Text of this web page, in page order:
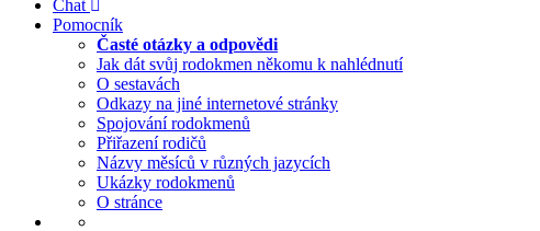
Chat
Pomocník
Časté otázky a odpovědi
Jak dát svůj rodokmen někomu k nahlédnutí
O sestavách
Odkazy na jiné internetové stránky
Spojování rodokmenů
Přiřazení rodičů
Názvy měsíců v různých jazycích
Ukázky rodokmenů
O stránce